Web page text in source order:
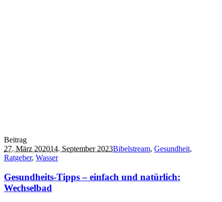
Beitrag
27. März 202014. September 2023Bibelstream, Gesundheit,
Ratgeber, Wasser
Gesundheits-Tipps – einfach und natürlich:
Wechselbad